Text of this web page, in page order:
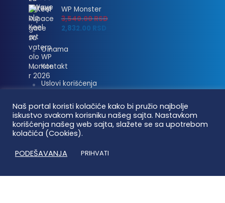
WP Monster
3,540.00RSD
2,832.00 RSD
O nama
Kontakt
Uslovi korišćenja
Isporuka i plaćanje
Linkovi
Moj nalog
Naš portal koristi kolačiće kako bi pružio najbolje
iskustvo svakom korisniku našeg sajta. Nastavkom
korišćenja našeg web sajta, slažete se sa upotrebom
kolačića (Cookies).
PODEŠAVANJA
PRIHVATI